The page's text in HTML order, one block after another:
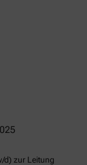
d) zur Leitung